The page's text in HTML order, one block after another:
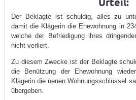
Der Beklagte ist schuldig, alles zu
damit die Klägerin die Ehewohnung in
welche der Befriedigung ihres
nicht verliert.
Zu diesem Zwecke ist der Beklagte
die Benützung der Ehewohnung
Klägerin die neuen Wohnungsschlüssel
übergeben.